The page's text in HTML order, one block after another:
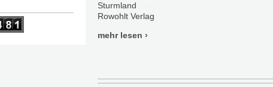
Sturmland
Rowohlt Verlag
mehr lesen